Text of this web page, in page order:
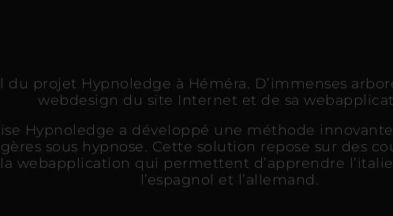
du projet Hypnoledge à Héméra. D’immenses
webdesign du site Internet et de sa
Hypnoledge a développé une méthode
sous hypnose. Cette solution repose sur des
webapplication qui permettent d’apprendre
l’espagnol et l’allemand.